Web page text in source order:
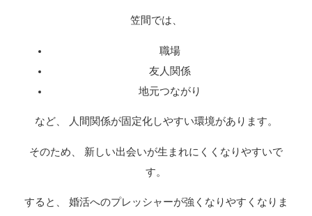
笠間では、
職場
友人関係
地元つながり
など、 人間関係が固定化しやすい環境があります。
そのため、 新しい出会いが生まれにくくなりやすいで
す。
すると、 婚活へのプレッシャーが強くなりやすくなりま